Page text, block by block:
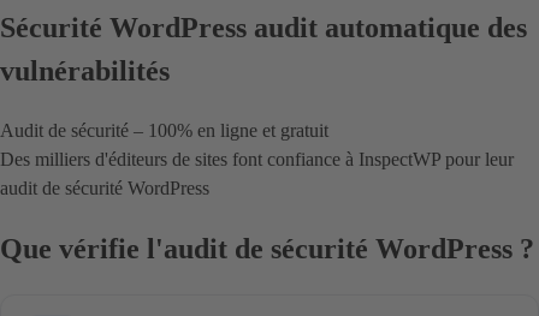
Sécurité WordPress audit automatique des
vulnérabilités
Audit de sécurité – 100% en ligne et gratuit
Des milliers d'éditeurs de sites font confiance à InspectWP pour leur
audit de sécurité WordPress
Que vérifie l'audit de sécurité WordPress ?